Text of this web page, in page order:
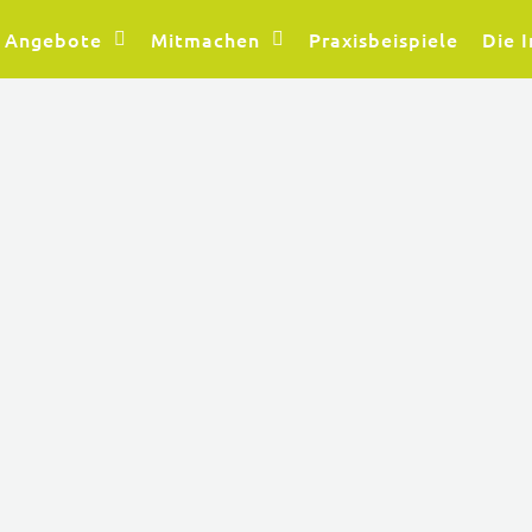
Angebote Mitmachen Praxisbeispiele Die